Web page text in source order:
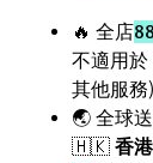
🔥 全店
不適用於
其他服務)
🌏 全球
🇭🇰 香港